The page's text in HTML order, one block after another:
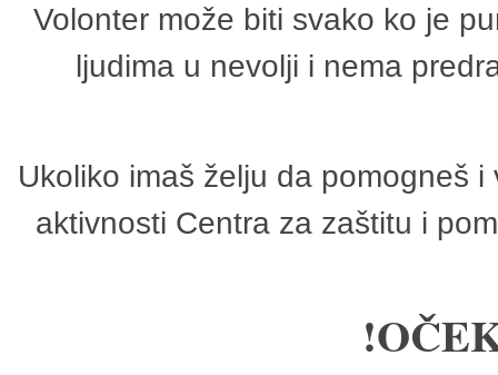
Volonter može biti svako ko je
ljudima u nevolji i nema
Ukoliko imaš želju da pomogneš
aktivnosti Centra za zaštitu i